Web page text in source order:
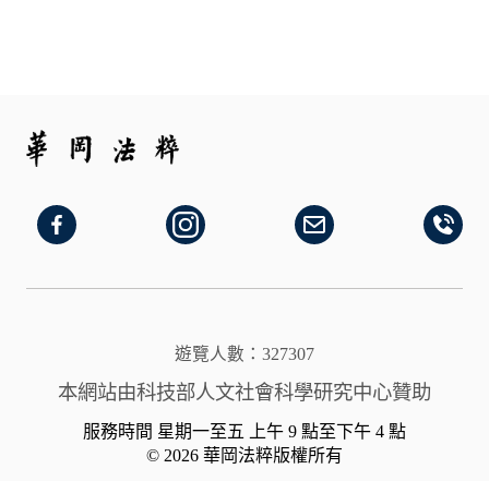
遊覽人數：327307
本網站由科技部人文社會科學研究中心贊助
服務時間 星期一至五 上午 9 點至下午 4 點
© 2026 華岡法粹版權所有